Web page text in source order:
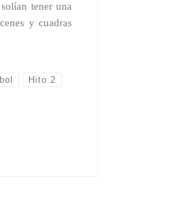
tener una
y cuadras
Hito 2